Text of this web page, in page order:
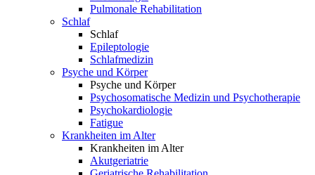
Pulmonale Rehabilitation
Schlaf
Schlaf
Epileptologie
Schlafmedizin
Psyche und Körper
Psyche und Körper
Psychosomatische Medizin und Psychotherapie
Psychokardiologie
Fatigue
Krankheiten im Alter
Krankheiten im Alter
Akutgeriatrie